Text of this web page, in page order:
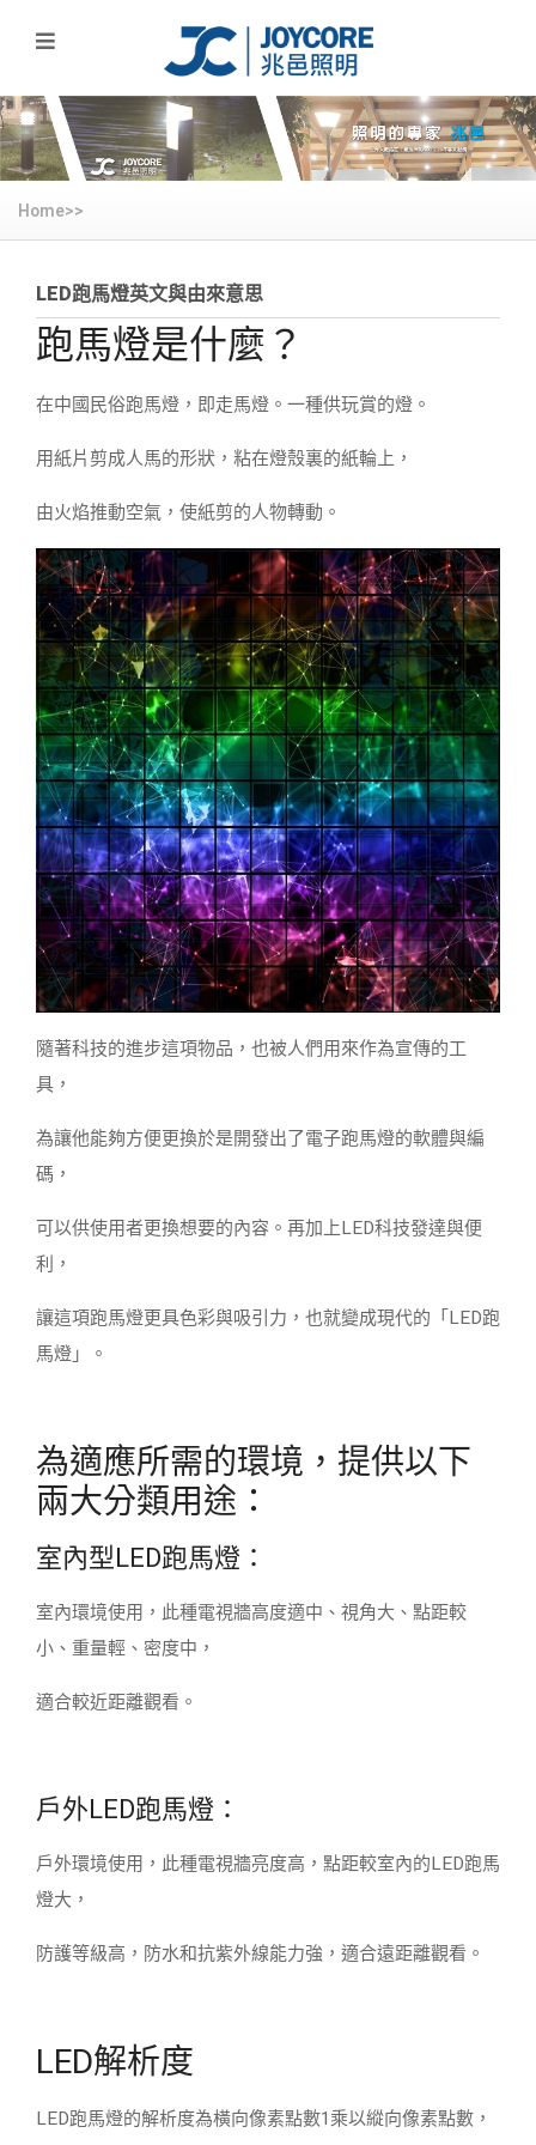
Home>>
LED跑馬燈英文與由來意思
跑馬燈是什麼？
在中國民俗跑馬燈，即走馬燈。一種供玩賞的燈。
用紙片剪成人馬的形狀，粘在燈殼裏的紙輪上，
由火焰推動空氣，使紙剪的人物轉動。
隨著科技的進步這項物品，也被人們用來作為宣傳的工
具，
為讓他能夠方便更換於是開發出了電子跑馬燈的軟體與編
碼，
可以供使用者更換想要的內容。再加上LED科技發達與便
利，
讓這項跑馬燈更具色彩與吸引力，也就變成現代的「LED跑
馬燈」。
為適應所需的環境，提供以下
兩大分類用途：
室內型LED跑馬燈：
室內環境使用，此種電視牆高度適中、視角大、點距較
小、重量輕、密度中，
適合較近距離觀看。
戶外LED跑馬燈：
戶外環境使用，此種電視牆亮度高，點距較室內的LED跑馬
燈大，
防護等級高，防水和抗紫外線能力強，適合遠距離觀看。
LED解析度
LED跑馬燈的解析度為橫向像素點數1乘以縱向像素點數，